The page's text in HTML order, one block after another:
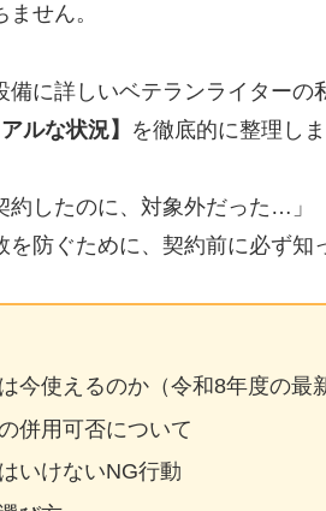
せん。
に詳しいベテランライターの
ルな状況】 を徹底的に整理しま
約したのに、対象外だった…」
防ぐために、契約前に必ず知
今使えるのか（令和8年度の最
併用可否について
いけないNG行動